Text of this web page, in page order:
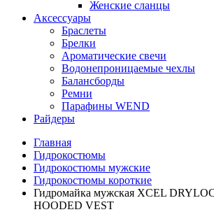
Женские сланцы
Аксессуары
Браслеты
Брелки
Ароматические свечи
Водонепроницаемые чехлы
Балансборды
Ремни
Парафины WEND
Райдеры
Главная
Гидрокостюмы
Гидрокостюмы мужские
Гидрокостюмы короткие
Гидромайка мужская XCEL
HOODED VEST